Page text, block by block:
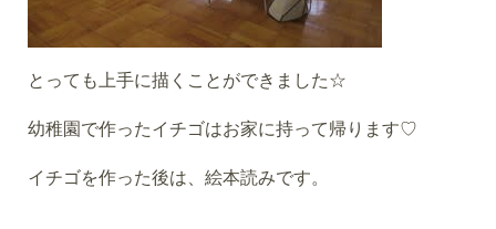
とっても上手に描くことができました☆
幼稚園で作ったイチゴはお家に持って帰ります♡
イチゴを作った後は、絵本読みです。